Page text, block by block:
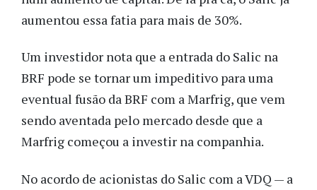
aumentou essa fatia para mais de 30%.
Um investidor nota que a entrada do Salic na
BRF pode se tornar um impeditivo para uma
eventual fusão da BRF com a Marfrig, que vem
sendo aventada pelo mercado desde que a
Marfrig começou a investir na companhia.
No acordo de acionistas do Salic com a VDQ — a